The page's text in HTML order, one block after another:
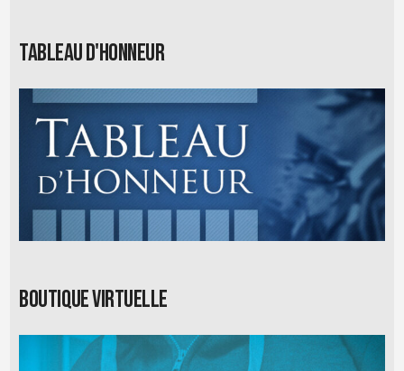
Tableau d'honneur
Boutique virtuelle